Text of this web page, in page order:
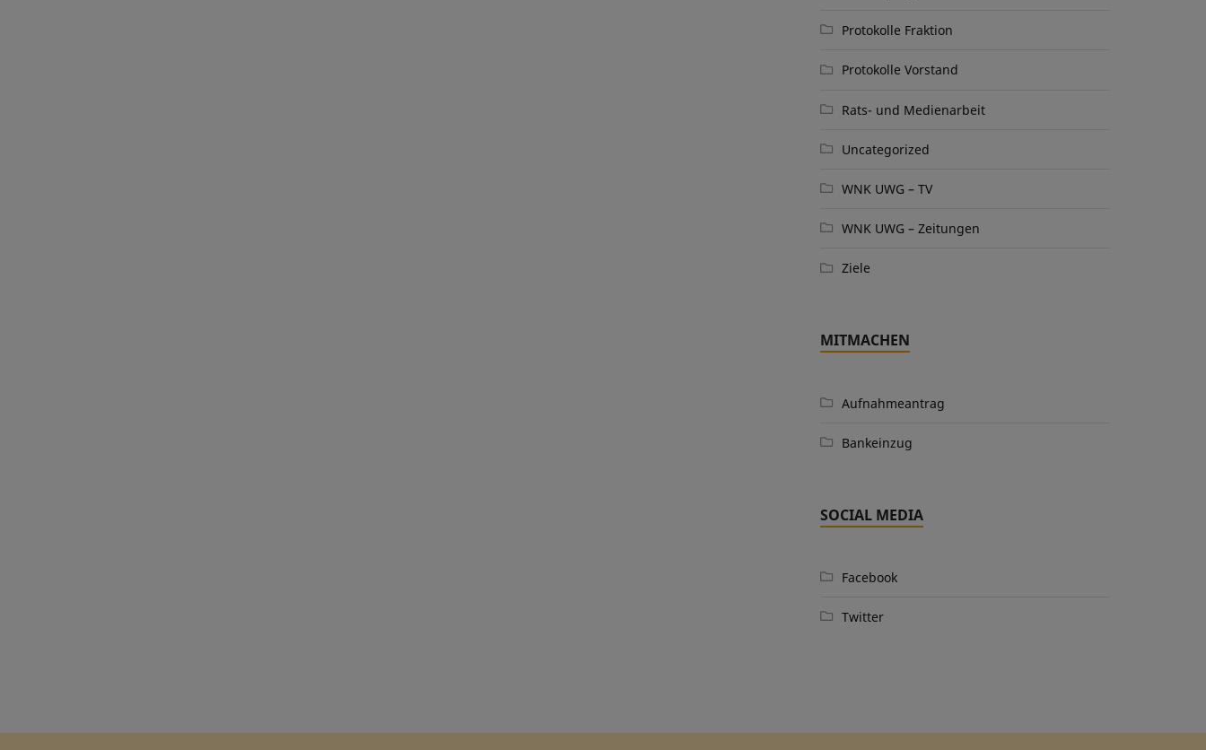
Protokolle Fraktion
Protokolle Vorstand
Rats- und Medienarbeit
Uncategorized
WNK UWG – TV
WNK UWG – Zeitungen
Ziele
MITMACHEN
Aufnahmeantrag
Bankeinzug
SOCIAL MEDIA
Facebook
Twitter